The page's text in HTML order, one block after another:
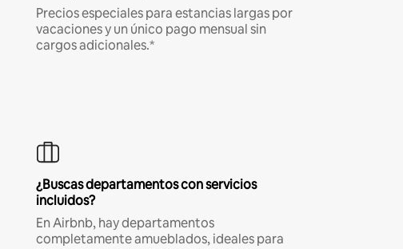
Precios especiales para estancias largas por
vacaciones y un único pago mensual sin
cargos adicionales.*
¿Buscas departamentos con servicios
incluidos?
En Airbnb, hay departamentos
completamente amueblados, ideales para